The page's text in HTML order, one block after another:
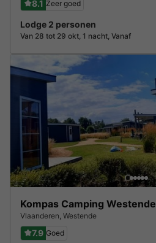
8.1 Zeer goed
Lodge 2 personen
Van 28 tot 29 okt, 1 nacht, Vanaf
Kompas Camping Westende
Vlaanderen Westende
7.9 Goed